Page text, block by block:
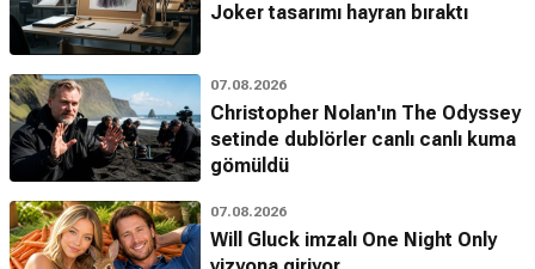
Joker tasarımı hayran bıraktı
07.08.2026
Christopher Nolan'ın The Odyssey
setinde dublörler canlı canlı kuma
gömüldü
07.08.2026
Will Gluck imzalı One Night Only